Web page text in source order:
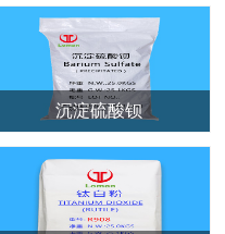
沉淀硫酸钡